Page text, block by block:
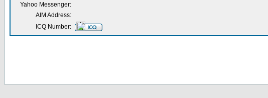
Yahoo Messenger:
AIM Address:
ICQ Number: